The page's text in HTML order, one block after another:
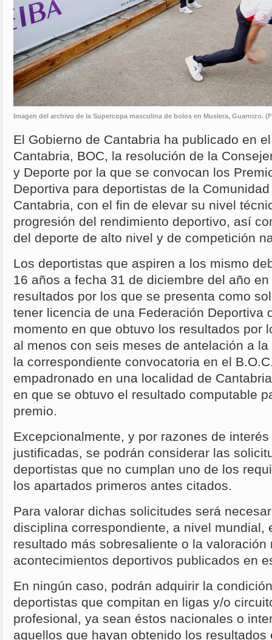
Imagen del archivo de la Supercopa masculina de bolos en Muslera, Guarnizo.
El Gobierno de Cantabria ha publicado en
Cantabria, BOC, la resolución de la
y Deporte por la que se convocan los
Deportiva para deportistas de la
Cantabria, con el fin de elevar su nivel
progresión del rendimiento deportivo, así
del deporte de alto nivel y de competición
Los deportistas que aspiren a los mismo
16 años a fecha 31 de diciembre del año
resultados por los que se presenta como
tener licencia de una Federación Deportiva
momento en que obtuvo los resultados por
al menos con seis meses de antelación a
la correspondiente convocatoria en el
empadronado en una localidad de
en que se obtuvo el resultado computable
premio.
Excepcionalmente, y por razones de
justificadas, se podrán considerar las
deportistas que no cumplan uno de los
los apartados primeros antes citados.
Para valorar dichas solicitudes será
disciplina correspondiente, a nivel mundial,
resultado más sobresaliente o la valoración
acontecimientos deportivos publicados en
En ningún caso, podrán adquirir la
deportistas que compitan en ligas y/o
profesional, ya sean éstos nacionales o
aquellos que hayan obtenido los